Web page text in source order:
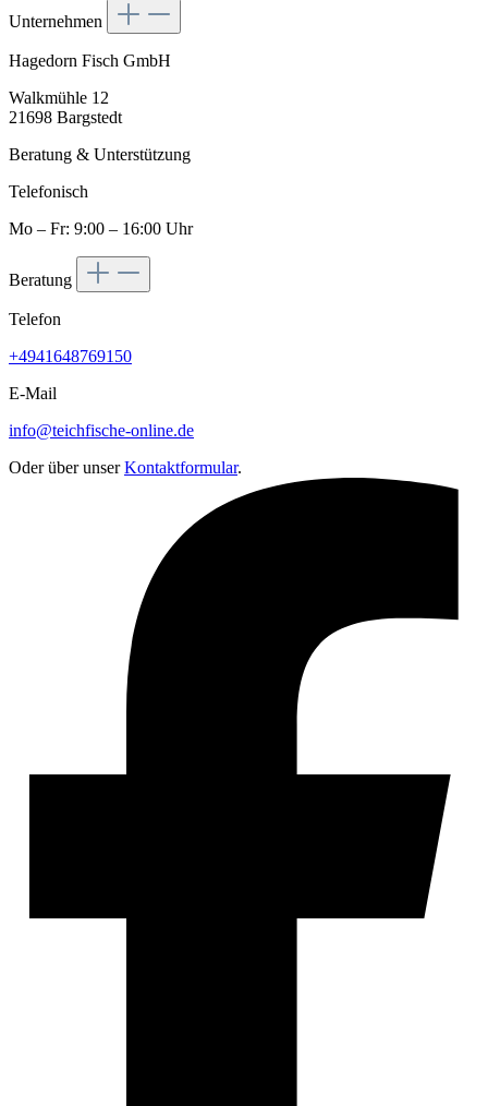
Unternehmen
Hagedorn Fisch GmbH
Walkmühle 12
21698 Bargstedt
Beratung & Unterstützung
Telefonisch
Mo – Fr: 9:00 – 16:00 Uhr
Beratung
Telefon
+4941648769150
E-Mail
info@teichfische-online.de
Oder über unserKontaktformular.